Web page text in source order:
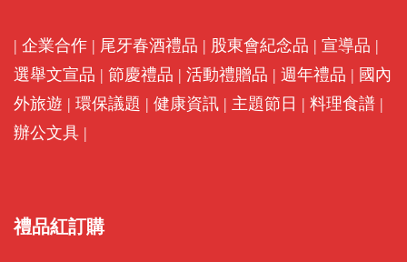
| 企業合作 | 尾牙春酒禮品 | 股東會紀念品 | 宣導品 |
選舉文宣品 | 節慶禮品 | 活動禮贈品 | 週年禮品 | 國內
外旅遊 | 環保議題 | 健康資訊 | 主題節日 | 料理食譜 |
辦公文具 |
禮品紅訂購